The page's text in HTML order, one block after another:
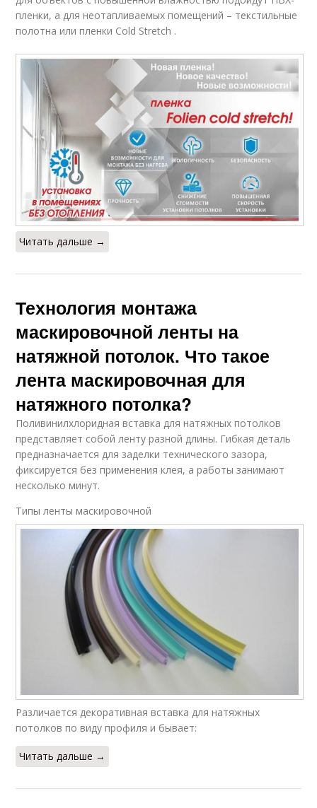
пленки, а для неотапливаемых помещений – текстильные
полотна или пленки Cold Stretch .
Читать дальше →
Технология монтажа
маскировочной ленты на
натяжной потолок. Что такое
лента маскировочная для
натяжного потолка?
Поливинилхлоридная вставка для натяжных потолков
представляет собой ленту разной длины. Гибкая деталь
предназначается для заделки технического зазора,
фиксируется без применения клея, а работы занимают
несколько минут.
Типы ленты маскировочной
Различается декоративная вставка для натяжных
потолков по виду профиля и бывает:
Читать дальше →